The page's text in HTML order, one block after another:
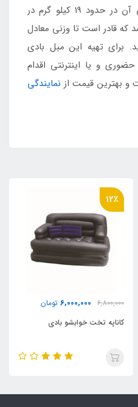
مورد استفاده قرار دهند. وزن آن در حدود 19 کیلو گرم در
که قادر است تا وزنی معادل
برای تهیه این مبل بادی
و یا اینترنتی اقدام
و بهترین قیمت از نمایندگی
12٪
6,800,000
6,000,000 تومان
کاناپه تخت خوابشو بادی